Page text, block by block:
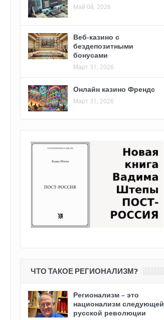
Май 08, 2026
Веб-казино с
бездепозитными
бонусами
Март 31, 2026
Онлайн казино Френдс
Март 31, 2026
ЧТО ТАКОЕ РЕГИОНАЛИЗМ?
Регионализм – это
национализм следующей
русской революции